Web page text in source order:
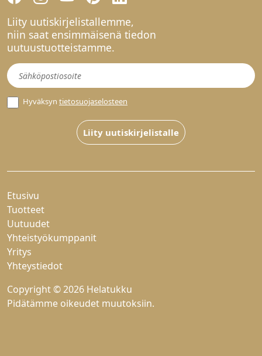
Liity uutiskirjelistallemme,
niin saat ensimmäisenä tiedon
uutuustuotteistamme.
Uutiskirje
Hyväksyn tietosuojaselosteen
Liity uutiskirjelistalle
Etusivu
Tuotteet
Uutuudet
Yhteistyökumppanit
Yritys
Yhteystiedot
Copyright © 2026 Helatukku
Pidätämme oikeudet muutoksiin.